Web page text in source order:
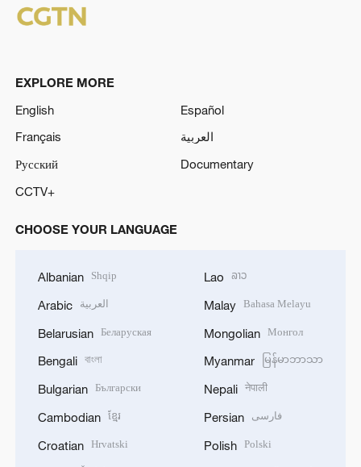
EXPLORE MORE
English
Español
Français
العربية
Русский
Documentary
CCTV+
CHOOSE YOUR LANGUAGE
Albanian Shqip
Arabic العربية
Belarusian Беларуская
Bengali বাংলা
Bulgarian Български
Cambodian ខ្មែរ
Croatian Hrvatski
Lao ລາວ
Malay Bahasa Melayu
Mongolian Монгол
Myanmar မြန်မာဘာသာ
Nepali नेपाली
Persian فارسی
Polish Polski